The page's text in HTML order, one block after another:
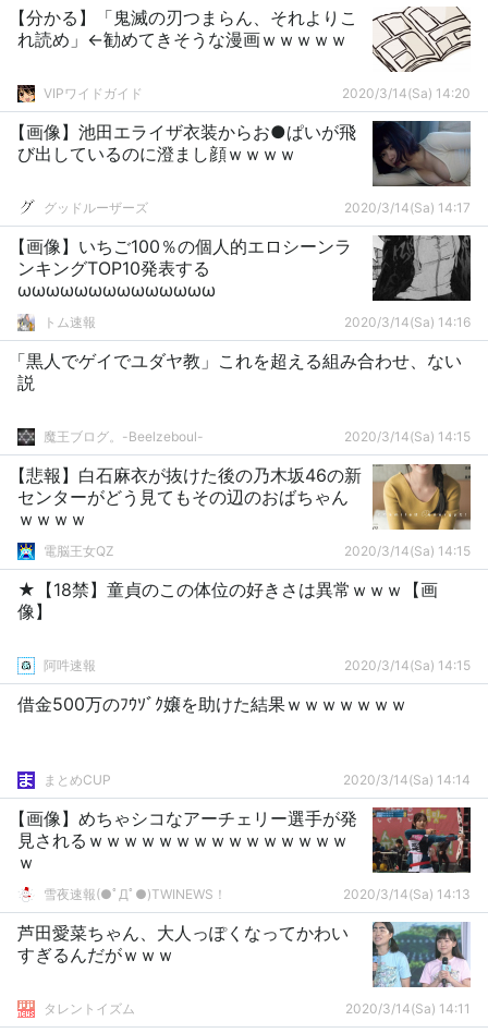
【分かる】「鬼滅の刃つまらん、それよりこ
れ読め」←勧めてきそうな漫画ｗｗｗｗｗ
VIPワイドガイド 2020/3/14(Sa) 14:20
【画像】池田エライザ衣装からお●ぱいが飛
び出しているのに澄まし顔ｗｗｗｗ
グッドルーザーズ 2020/3/14(Sa) 14:17
【画像】いちご100％の個人的エロシーンラ
ンキングTOP10発表する
ωωωωωωωωωωωωωω
トム速報 2020/3/14(Sa) 14:16
「黒人でゲイでユダヤ教」これを超える組み合わせ、ない
説
魔王ブログ。-Beelzeboul- 2020/3/14(Sa) 14:15
【悲報】白石麻衣が抜けた後の乃木坂46の新
センターがどう見てもその辺のおばちゃん
ｗｗｗｗ
電脳王女QZ 2020/3/14(Sa) 14:15
★【18禁】童貞のこの体位の好きさは異常ｗｗｗ【画
像】
阿吽速報 2020/3/14(Sa) 14:15
借金500万のﾌｳｿﾞｸ嬢を助けた結果ｗｗｗｗｗｗｗ
まとめCUP 2020/3/14(Sa) 14:14
【画像】めちゃシコなアーチェリー選手が発
見されるｗｗｗｗｗｗｗｗｗｗｗｗｗｗｗ
ｗ
雪夜速報(●ﾟДﾟ●)TWINEWS！ 2020/3/14(Sa) 14:13
芦田愛菜ちゃん、大人っぽくなってかわい
すぎるんだがｗｗｗ
タレントイズム 2020/3/14(Sa) 14:11